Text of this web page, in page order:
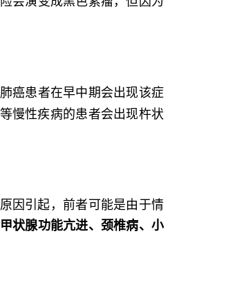
癌患者在早中期会出现该症
慢性疾病的患者会出现杵状
因引起，前者可能是由于情
甲状腺功能亢进、颈椎病、小